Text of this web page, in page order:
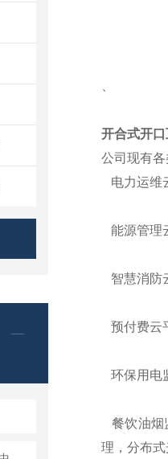
开合式开
公司现有
电力运维
能源管理
智慧消防
预付费云
环保用电
餐饮油烟
理，分布